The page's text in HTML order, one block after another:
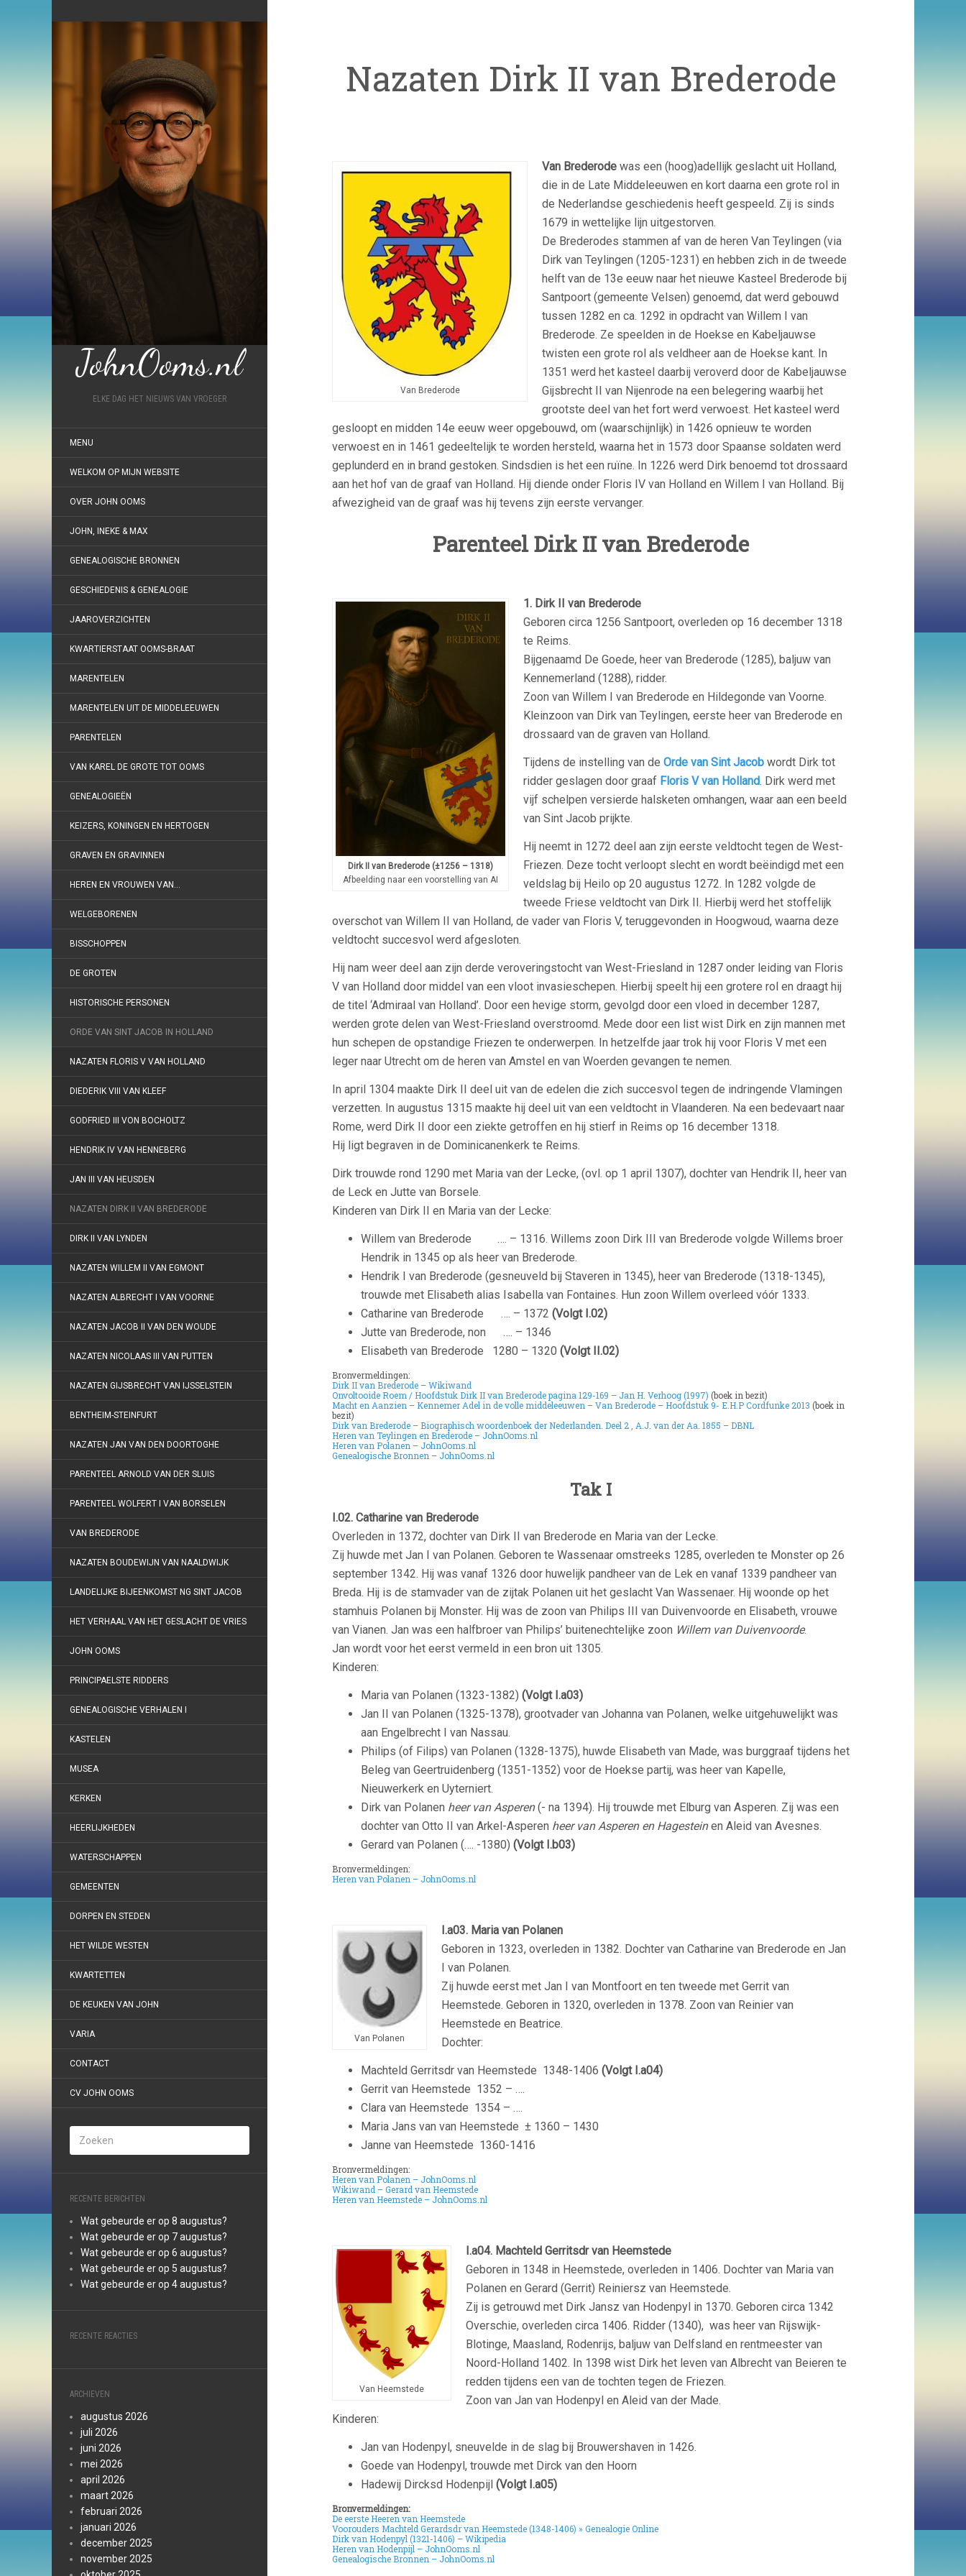
JohnOoms.nl
ELKE DAG HET NIEUWS VAN VROEGER
MENU
WELKOM OP MIJN WEBSITE
OVER JOHN OOMS
JOHN, INEKE & MAX
GENEALOGISCHE BRONNEN
GESCHIEDENIS & GENEALOGIE
JAAROVERZICHTEN
KWARTIERSTAAT OOMS-BRAAT
MARENTELEN
MARENTELEN UIT DE MIDDELEEUWEN
PARENTELEN
VAN KAREL DE GROTE TOT OOMS
GENEALOGIEËN
KEIZERS, KONINGEN EN HERTOGEN
GRAVEN EN GRAVINNEN
HEREN EN VROUWEN VAN…
WELGEBORENEN
BISSCHOPPEN
DE GROTEN
HISTORISCHE PERSONEN
ORDE VAN SINT JACOB IN HOLLAND
NAZATEN FLORIS V VAN HOLLAND
DIEDERIK VIII VAN KLEEF
GODFRIED III VON BOCHOLTZ
HENDRIK IV VAN HENNEBERG
JAN III VAN HEUSDEN
NAZATEN DIRK II VAN BREDERODE
DIRK II VAN LYNDEN
NAZATEN WILLEM II VAN EGMONT
NAZATEN ALBRECHT I VAN VOORNE
NAZATEN JACOB II VAN DEN WOUDE
NAZATEN NICOLAAS III VAN PUTTEN
NAZATEN GIJSBRECHT VAN IJSSELSTEIN
BENTHEIM-STEINFURT
NAZATEN JAN VAN DEN DOORTOGHE
PARENTEEL ARNOLD VAN DER SLUIS
PARENTEEL WOLFERT I VAN BORSELEN
VAN BREDERODE
NAZATEN BOUDEWIJN VAN NAALDWIJK
LANDELIJKE BIJEENKOMST NG SINT JACOB
HET VERHAAL VAN HET GESLACHT DE VRIES
JOHN OOMS
PRINCIPAELSTE RIDDERS
GENEALOGISCHE VERHALEN I
KASTELEN
MUSEA
KERKEN
HEERLIJKHEDEN
WATERSCHAPPEN
GEMEENTEN
DORPEN EN STEDEN
HET WILDE WESTEN
KWARTETTEN
DE KEUKEN VAN JOHN
VARIA
CONTACT
CV JOHN OOMS
RECENTE BERICHTEN
Wat gebeurde er op 8 augustus?
Wat gebeurde er op 7 augustus?
Wat gebeurde er op 6 augustus?
Wat gebeurde er op 5 augustus?
Wat gebeurde er op 4 augustus?
RECENTE REACTIES
ARCHIEVEN
augustus 2026
juli 2026
juni 2026
mei 2026
april 2026
maart 2026
februari 2026
januari 2026
december 2025
november 2025
Nazaten Dirk II van Brederode
Van Brederode
Van Brederode was een (hoog)adellijk geslacht uit Holland,
die in de Late Middeleeuwen en kort daarna een grote rol in
de Nederlandse geschiedenis heeft gespeeld. Zij is sinds
1679 in wettelijke lijn uitgestorven.
De Brederodes stammen af van de heren Van Teylingen (via
Dirk van Teylingen (1205-1231) en hebben zich in de tweede
helft van de 13e eeuw naar het nieuwe Kasteel Brederode bij
Santpoort (gemeente Velsen) genoemd, dat werd gebouwd
tussen 1282 en ca. 1292 in opdracht van Willem I van
Brederode. Ze speelden in de Hoekse en Kabeljauwse
twisten een grote rol als veldheer aan de Hoekse kant. In
1351 werd het kasteel daarbij veroverd door de Kabeljauwse
Gijsbrecht II van Nijenrode na een belegering waarbij het
grootste deel van het fort werd verwoest. Het kasteel werd
gesloopt en midden 14e eeuw weer opgebouwd, om (waarschijnlijk) in 1426 opnieuw te worden
verwoest en in 1461 gedeeltelijk te worden hersteld, waarna het in 1573 door Spaanse soldaten werd
geplunderd en in brand gestoken. Sindsdien is het een ruïne. In 1226 werd Dirk benoemd tot drossaard
aan het hof van de graaf van Holland. Hij diende onder Floris IV van Holland en Willem I van Holland. Bij
afwezigheid van de graaf was hij tevens zijn eerste vervanger.
Parenteel Dirk II van Brederode
Dirk II van Brederode (±1256 – 1318)
Afbeelding naar een voorstelling van AI
1. Dirk II van Brederode
Geboren circa 1256 Santpoort, overleden op 16 december 1318
te Reims.
Bijgenaamd De Goede, heer van Brederode (1285), baljuw van
Kennemerland (1288), ridder.
Zoon van Willem I van Brederode en Hildegonde van Voorne.
Kleinzoon van Dirk van Teylingen, eerste heer van Brederode en
drossaard van de graven van Holland.
Tijdens de instelling van de Orde van Sint Jacob wordt Dirk tot
ridder geslagen door graaf Floris V van Holland. Dirk werd met
vijf schelpen versierde halsketen omhangen, waar aan een beeld
van Sint Jacob prijkte.
Hij neemt in 1272 deel aan zijn eerste veldtocht tegen de West-
Friezen. Deze tocht verloopt slecht en wordt beëindigd met een
veldslag bij Heilo op 20 augustus 1272. In 1282 volgde de
tweede Friese veldtocht van Dirk II. Hierbij werd het stoffelijk
overschot van Willem II van Holland, de vader van Floris V, teruggevonden in Hoogwoud, waarna deze
veldtocht succesvol werd afgesloten.
Hij nam weer deel aan zijn derde veroveringstocht van West-Friesland in 1287 onder leiding van Floris
V van Holland door middel van een vloot invasieschepen. Hierbij speelt hij een grotere rol en draagt hij
de titel ‘Admiraal van Holland’. Door een hevige storm, gevolgd door een vloed in december 1287,
werden grote delen van West-Friesland overstroomd. Mede door een list wist Dirk en zijn mannen met
hun schepen de opstandige Friezen te onderwerpen. In hetzelfde jaar trok hij voor Floris V met een
leger naar Utrecht om de heren van Amstel en van Woerden gevangen te nemen.
In april 1304 maakte Dirk II deel uit van de edelen die zich succesvol tegen de indringende Vlamingen
verzetten. In augustus 1315 maakte hij deel uit van een veldtocht in Vlaanderen. Na een bedevaart naar
Rome, werd Dirk II door een ziekte getroffen en hij stierf in Reims op 16 december 1318.
Hij ligt begraven in de Dominicanenkerk te Reims.
Dirk trouwde rond 1290 met Maria van der Lecke, (ovl. op 1 april 1307), dochter van Hendrik II, heer van
de Leck en Jutte van Borsele.
Kinderen van Dirk II en Maria van der Lecke:
Willem van Brederode …. – 1316. Willems zoon Dirk III van Brederode volgde Willems broer
Hendrik in 1345 op als heer van Brederode.
Hendrik I van Brederode (gesneuveld bij Staveren in 1345), heer van Brederode (1318-1345),
trouwde met Elisabeth alias Isabella van Fontaines. Hun zoon Willem overleed vóór 1333.
Catharine van Brederode …. – 1372 (Volgt I.02)
Jutte van Brederode, non …. – 1346
Elisabeth van Brederode 1280 – 1320 (Volgt II.02)
Bronvermeldingen:
Dirk II van Brederode – Wikiwand
Onvoltooide Roem / Hoofdstuk Dirk II van Brederode pagina 129-169 – Jan H. Verhoog (1997) (boek in bezit)
Macht en Aanzien – Kennemer Adel in de volle middeleeuwen – Van Brederode – Hoofdstuk 9- E.H.P Cordfunke 2013 (boek in
bezit)
Dirk van Brederode – Biographisch woordenboek der Nederlanden. Deel 2 , A.J. van der Aa. 1855 – DBNL
Heren van Teylingen en Brederode – JohnOoms.nl
Heren van Polanen – JohnOoms.nl
Genealogische Bronnen – JohnOoms.nl
Tak I
I.02. Catharine van Brederode
Overleden in 1372, dochter van Dirk II van Brederode en Maria van der Lecke.
Zij huwde met Jan I van Polanen. Geboren te Wassenaar omstreeks 1285, overleden te Monster op 26
september 1342. Hij was vanaf 1326 door huwelijk pandheer van de Lek en vanaf 1339 pandheer van
Breda. Hij is de stamvader van de zijtak Polanen uit het geslacht Van Wassenaer. Hij woonde op het
stamhuis Polanen bij Monster. Hij was de zoon van Philips III van Duivenvoorde en Elisabeth, vrouwe
van Vianen. Jan was een halfbroer van Philips’ buitenechtelijke zoon Willem van Duivenvoorde.
Jan wordt voor het eerst vermeld in een bron uit 1305.
Kinderen:
Maria van Polanen (1323-1382) (Volgt I.a03)
Jan II van Polanen (1325-1378), grootvader van Johanna van Polanen, welke uitgehuwelijkt was
aan Engelbrecht I van Nassau.
Philips (of Filips) van Polanen (1328-1375), huwde Elisabeth van Made, was burggraaf tijdens het
Beleg van Geertruidenberg (1351-1352) voor de Hoekse partij, was heer van Kapelle,
Nieuwerkerk en Uyterniert.
Dirk van Polanen heer van Asperen(- na 1394). Hij trouwde met Elburg van Asperen. Zij was een
dochter van Otto II van Arkel-Asperen heer van Asperen en Hagesteinen Aleid van Avesnes.
Gerard van Polanen (…. -1380) (Volgt I.b03)
Bronvermeldingen:
Heren van Polanen – JohnOoms.nl
Van Polanen
I.a03. Maria van Polanen
Geboren in 1323, overleden in 1382. Dochter van Catharine van Brederode en Jan
I van Polanen.
Zij huwde eerst met Jan I van Montfoort en ten tweede met Gerrit van
Heemstede. Geboren in 1320, overleden in 1378. Zoon van Reinier van
Heemstede en Beatrice.
Dochter:
Machteld Gerritsdr van Heemstede 1348-1406 (Volgt I.a04)
Gerrit van Heemstede 1352 – ….
Clara van Heemstede 1354 – ….
Maria Jans van van Heemstede ± 1360 – 1430
Janne van Heemstede 1360-1416
Bronvermeldingen:
Heren van Polanen – JohnOoms.nl
Wikiwand – Gerard van Heemstede
Heren van Heemstede – JohnOoms.nl
Van Heemstede
I.a04. Machteld Gerritsdr van Heemstede
Geboren in 1348 in Heemstede, overleden in 1406. Dochter van Maria van
Polanen en Gerard (Gerrit) Reiniersz van Heemstede.
Zij is getrouwd met Dirk Jansz van Hodenpyl in 1370. Geboren circa 1342
Overschie, overleden circa 1406. Ridder (1340), was heer van Rijswijk-
Blotinge, Maasland, Rodenrijs, baljuw van Delfsland en rentmeester van
Noord-Holland 1402. In 1398 wist Dirk het leven van Albrecht van Beieren te
redden tijdens een van de tochten tegen de Friezen.
Zoon van Jan van Hodenpyl en Aleid van der Made.
Kinderen:
Jan van Hodenpyl, sneuvelde in de slag bij Brouwershaven in 1426.
Goede van Hodenpyl, trouwde met Dirck van den Hoorn
Hadewij Dircksd Hodenpijl (Volgt I.a05)
Bronvermeldingen:
De eerste Heeren van Heemstede
Voorouders Machteld Gerardsdr van Heemstede (1348-1406) » Genealogie Online
Dirk van Hodenpyl (1321-1406) – Wikipedia
Heren van Hodenpijl – JohnOoms.nl
Genealogische Bronnen – JohnOoms.nl